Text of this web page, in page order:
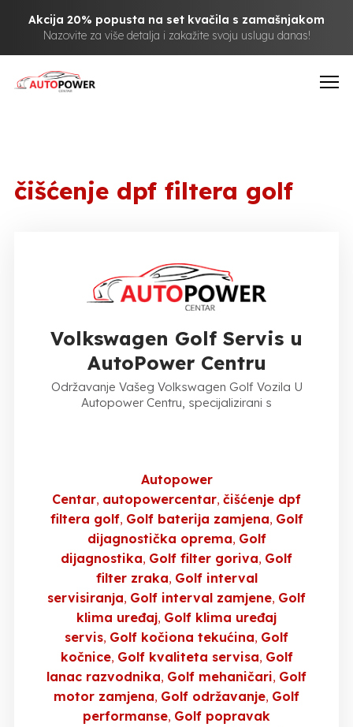
Akcija 20% popusta na set kvačila s zamašnjakom
Nazovite za više detalja i zakažite svoju uslugu danas!
čišćenje dpf filtera golf
Volkswagen Golf Servis u
AutoPower Centru
Održavanje Vašeg Volkswagen Golf Vozila U
Autopower Centru, specijalizirani s
Autopower
Centar autopowercentar čišćenje dpf
filtera golf Golf baterija zamjena Golf
dijagnostička oprema Golf
dijagnostika Golf filter goriva Golf
filter zraka Golf interval
servisiranja Golf interval zamjene Golf
klima uređaj Golf klima uređaj
servis Golf kočiona tekućina Golf
kočnice Golf kvaliteta servisa Golf
lanac razvodnika Golf mehaničari Golf
motor zamjena Golf održavanje Golf
performanse Golf popravak